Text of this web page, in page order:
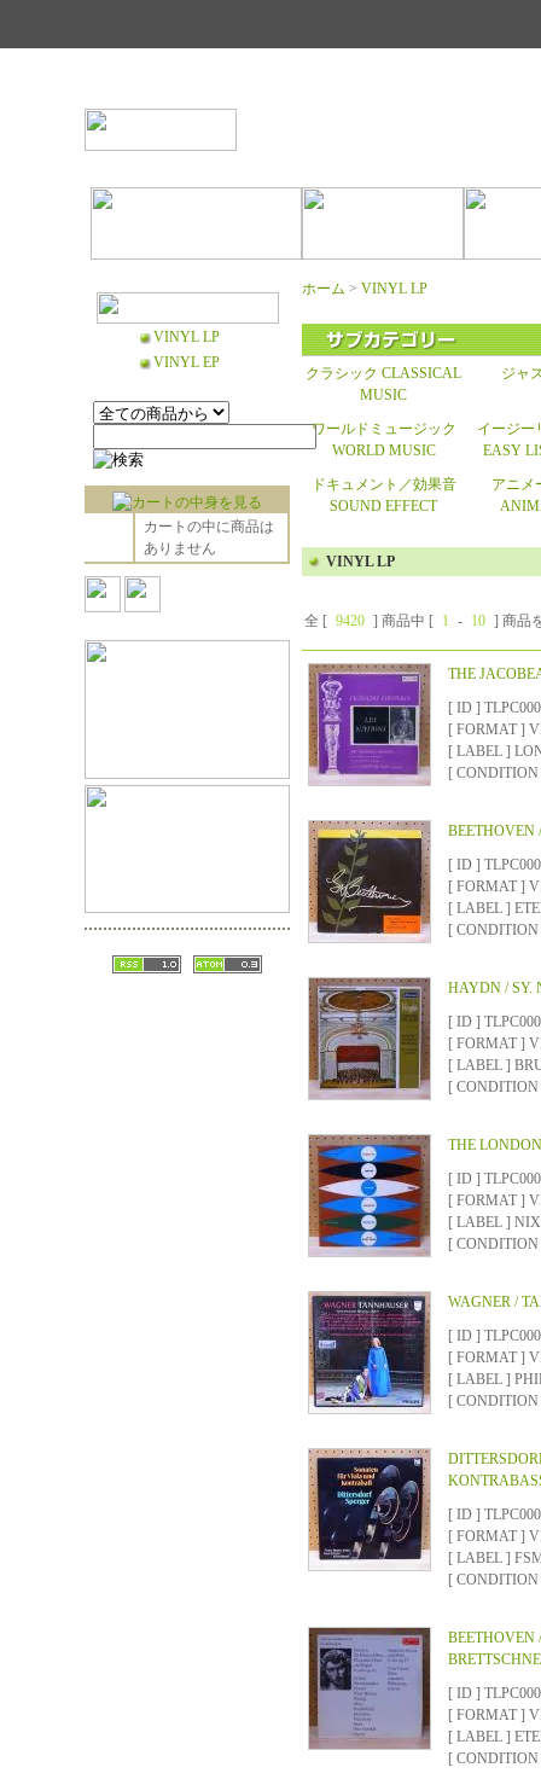
VINYL LP
VINYL EP
カートの中に商品は
ありません
ホーム > VINYL LP
クラシック CLASSICAL
MUSIC
ジャ
ワールドミュージック
WORLD MUSIC
イージー
EASY
ドキュメント／効果音
SOUND EFFECT
アニメ
VINYL LP
全 [ 9420 ] 商品中 [ 1 - 10 ] 商品
THE
[ ID ]
[ FORMAT ]
[ LABEL ]
[
BEETHOVEN
[ ID ]
[ FORMAT ]
[ LABEL ]
[
HAYDN / SY.
[ ID ]
[ FORMAT ]
[ LABEL ]
[
THE
[ ID ]
[ FORMAT ]
[ LABEL ]
[
WAGNER /
[ ID ]
[ FORMAT ]
[ LABEL ]
[
[ ID ]
[ FORMAT ]
[ LABEL ]
[
BEETHOVEN
[ ID ]
[ FORMAT ]
[ LABEL ]
[